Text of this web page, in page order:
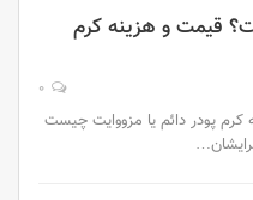
قیمت و هزینه کرم
کرم پودر دائم یا مزووایت چیست